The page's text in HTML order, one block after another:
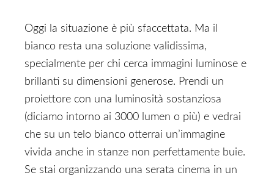
Oggi la situazione è più sfaccettata. Ma il
bianco resta una soluzione validissima,
specialmente per chi cerca immagini luminose e
brillanti su dimensioni generose. Prendi un
proiettore con una luminosità sostanziosa
(diciamo intorno ai 3000 lumen o più) e vedrai
che su un telo bianco otterrai un’immagine
vivida anche in stanze non perfettamente buie.
Se stai organizzando una serata cinema in un